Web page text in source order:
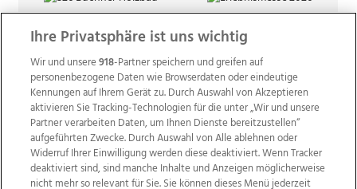
Ihre Privatsphäre ist uns wichtig
Wir und unsere918-Partner speichern und greifen auf
personenbezogene Daten wie Browserdaten oder eindeutige
Kennungen auf Ihrem Gerät zu. Durch Auswahl von Akzeptieren
aktivieren Sie Tracking-Technologien für die unter „Wir und unsere
Partner verarbeiten Daten, um Ihnen Dienste bereitzustellen“
aufgeführten Zwecke. Durch Auswahl von Alle ablehnen oder
Widerruf Ihrer Einwilligung werden diese deaktiviert. Wenn Tracker
deaktiviert sind, sind manche Inhalte und Anzeigen möglicherweise
nicht mehr so relevant für Sie. Sie können dieses Menü jederzeit